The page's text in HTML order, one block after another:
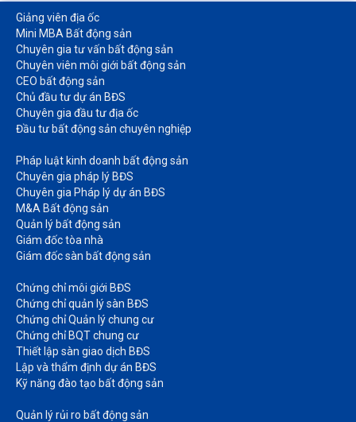
Giảng viên địa ốc
Mini MBA Bất động sản
Chuyên gia tư vấn bất động sản
Chuyên viên môi giới bất động sản​
CEO bất động sản
Chủ đầu tư dự án BĐS
Chuyên gia đầu tư địa ốc​
Đầu tư bất động sản chuyên nghiệp
Pháp luật kinh doanh bất động sản​
Chuyên gia pháp lý BĐS
Chuyên gia Pháp lý dự án BĐS
M&A Bất động sản​
Quản lý bất động sản
Giám đốc tòa nhà​
Giám đốc sàn bất động sản
Chứng chỉ môi giới BĐS​
Chứng chỉ quản lý sàn BĐS
Chứng chỉ Quản lý chung cư​
Chứng chỉ BQT chung cư​
Thiết lập sàn giao dịch BĐS​
Lập và thẩm định dự án BĐS​
Kỹ năng đào tạo bất động sản​
Quản lý rủi ro bất động sản​